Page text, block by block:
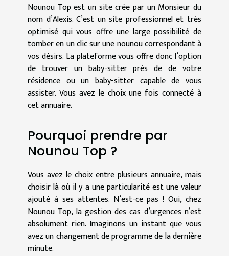
Nounou Top est un site crée par un Monsieur du
nom d’Alexis. C’est un site professionnel et très
optimisé qui vous offre une large possibilité de
tomber en un clic sur une nounou correspondant à
vos désirs. La plateforme vous offre donc l’option
de trouver un baby-sitter près de de votre
résidence ou un baby-sitter capable de vous
assister. Vous avez le choix une fois connecté à
cet annuaire.
Pourquoi prendre par
Nounou Top ?
Vous avez le choix entre plusieurs annuaire, mais
choisir là où il y a une particularité est une valeur
ajouté à ses attentes. N’est-ce pas ! Oui, chez
Nounou Top, la gestion des cas d’urgences n’est
absolument rien. Imaginons un instant que vous
avez un changement de programme de la dernière
minute.